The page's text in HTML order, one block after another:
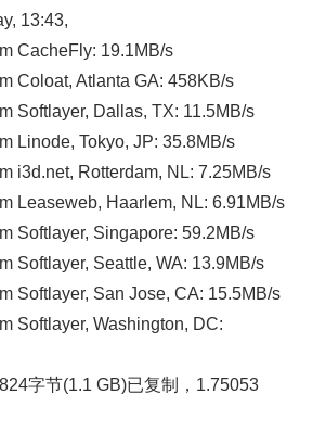
13:43,
CacheFly: 19.1MB/s
Coloat, Atlanta GA: 458KB/s
Softlayer, Dallas, TX: 11.5MB/s
Linode, Tokyo, JP: 35.8MB/s
i3d.net, Rotterdam, NL: 7.25MB/s
Leaseweb, Haarlem, NL: 6.91MB/s
Softlayer, Singapore: 59.2MB/s
Softlayer, Seattle, WA: 13.9MB/s
Softlayer, San Jose, CA: 15.5MB/s
Softlayer, Washington, DC:
字节(1.1 GB)已复制，1.75053